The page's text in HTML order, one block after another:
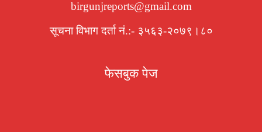
birgunjreports@gmail.com
सूचना विभाग दर्ता नं.:- ३५६३-२०७९।८०
फेसबुक पेज